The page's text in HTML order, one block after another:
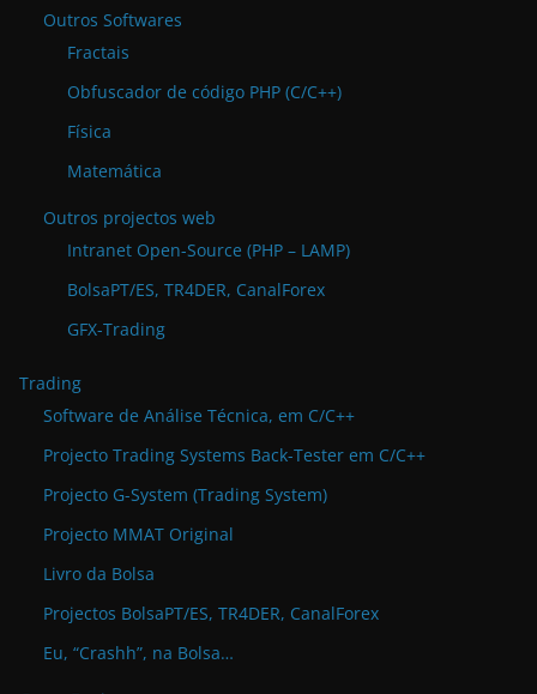
Outros Softwares
Fractais
Obfuscador de código PHP (C/C++)
Física
Matemática
Outros projectos web
Intranet Open-Source (PHP – LAMP)
BolsaPT/ES, TR4DER, CanalForex
GFX-Trading
Trading
Software de Análise Técnica, em C/C++
Projecto Trading Systems Back-Tester em C/C++
Projecto G-System (Trading System)
Projecto MMAT Original
Livro da Bolsa
Projectos BolsaPT/ES, TR4DER, CanalForex
Eu, “Crashh”, na Bolsa…